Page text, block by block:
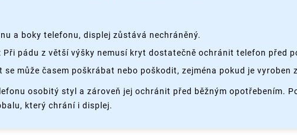
a boky telefonu, displej zůstává nechráněný.
pádu z větší výšky nemusí kryt dostatečně ochránit telefon před
může časem poškrábat nebo poškodit, zejména pokud je vyroben
osobitý styl a zároveň jej ochránit před běžným opotřebením.
který chrání i displej.